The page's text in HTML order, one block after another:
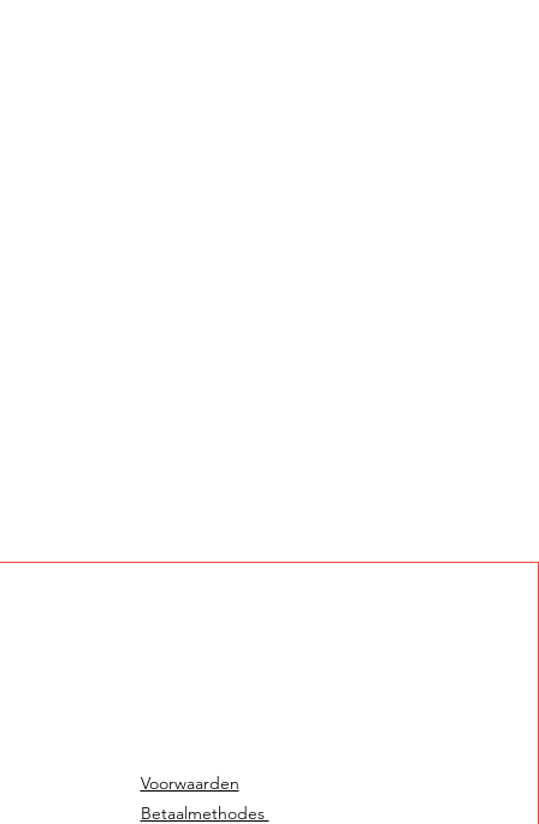
Voorwaarden
Betaalmethodes